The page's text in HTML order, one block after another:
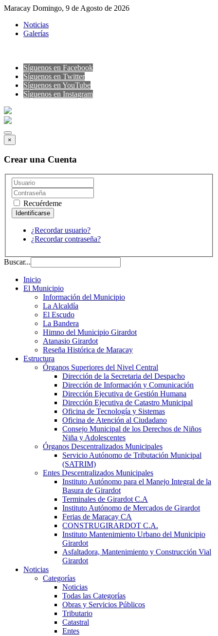
Maracay Domingo, 9 de Agosto de 2026
Noticias
Galerías
Síguenos en Facebook
Síguenos en Twitter
Síguenos en YouTube
Sìguenos en Instagram
×
Crear una Cuenta
Recuérdeme
¿Recordar usuario?
¿Recordar contraseña?
Buscar...
Inicio
El Municipio
Información del Municipio
La Alcaldía
El Escudo
La Bandera
Himno del Municipio Girardot
Atanasio Girardot
Reseña Histórica de Maracay
Estructura
Órganos Superiores del Nivel Central
Dirección de la Secretaria del Despacho
Dirección de Información y Comunicación
Dirección Ejecutiva de Gestión Humana
Dirección Ejecutiva de Catastro Municipal
Oficina de Tecnología y Sistemas
Oficina de Atención al Ciudadano
Consejo Municipal de los Derechos de Niños
Niña y Adolescentes
Órganos Descentralizados Municipales
Servicio Autónomo de Tributación Municipal
(SATRIM)
Entes Descentralizados Municipales
Instituto Autónomo para el Manejo Integral de la
Basura de Girardot
Terminales de Girardot C.A
Instituto Autónomo de Mercados de Girardot
Ferias de Maracay CA
CONSTRUGIRARDOT C.A.
Instituto Mantenimiento Urbano del Municipio
Girardot
Asfaltadora, Mantenimiento y Construcción Vial
Girardot
Noticias
Categorías
Noticias
Todas las Categorías
Obras y Servicios Públicos
Tributario
Catastral
Entes